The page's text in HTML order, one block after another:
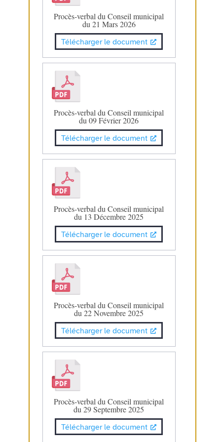
Procès-verbal du Conseil municipal
du 21 Mars 2026
Télécharger le document
Procès-verbal du Conseil municipal
du 09 Février 2026
Télécharger le document
Procès-verbal du Conseil municipal
du 13 Décembre 2025
Télécharger le document
Procès-verbal du Conseil municipal
du 22 Novembre 2025
Télécharger le document
Procès-verbal du Conseil municipal
du 29 Septembre 2025
Télécharger le document